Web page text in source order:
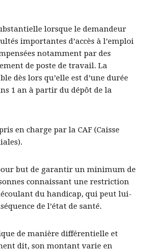
lorsque le demandeur
importantes d’accès à l’emploi
notamment par des
de poste de travail. La
dès lors qu’elle est d’une durée
1 an à partir du dépôt de la
en charge par la CAF (Caisse
but de garantir un minimum de
connaissant une restriction
du handicap, qui peut lui-
de l’état de santé.
de manière différentielle et
dit, son montant varie en